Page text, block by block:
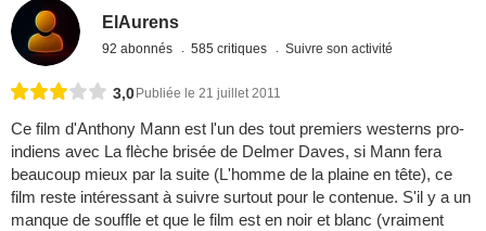
ElAurens
92 abonnés 585 critiques Suivre son activité
3,0 Publiée le 21 juillet 2011
Ce film d'Anthony Mann est l'un des tout premiers westerns pro-
indiens avec La flèche brisée de Delmer Daves, si Mann fera
beaucoup mieux par la suite (L'homme de la plaine en tête), ce
film reste intéressant à suivre surtout pour le contenue. S'il y a un
manque de souffle et que le film est en noir et blanc (vraiment